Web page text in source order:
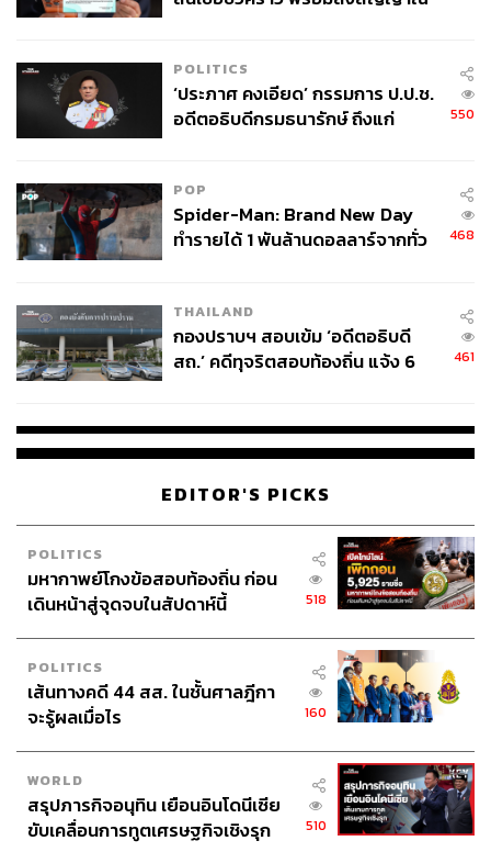
POLITICS
‘ประภาศ คงเอียด’ กรรมการ ป.ป.ช.
อดีตอธิบดีกรมธนารักษ์ ถึงแก่
550
POP
Spider-Man: Brand New Day
ทำรายได้ 1 พันล้านดอลลาร์จากทั่ว
468
THAILAND
กองปราบฯ สอบเข้ม ‘อดีตอธิบดี
สถ.’ คดีทุจริตสอบท้องถิ่น แจ้ง 6
461
EDITOR'S PICKS
POLITICS
มหากาพย์โกงข้อสอบท้องถิ่น ก่อน
เดินหน้าสู่จุดจบในสัปดาห์นี้
518
POLITICS
เส้นทางคดี 44 สส. ในชั้นศาลฎีกา
จะรู้ผลเมื่อไร
160
WORLD
สรุปภารกิจอนุทิน เยือนอินโดนีเซีย
ขับเคลื่อนการทูตเศรษฐกิจเชิงรุก
510